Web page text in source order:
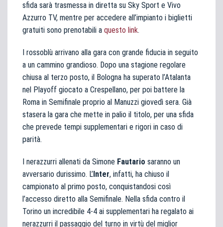
sfida sarà trasmessa in diretta su Sky Sport e Vivo
Azzurro TV, mentre per accedere all’impianto i biglietti
gratuiti sono prenotabili a questo link.
I rossoblù arrivano alla gara con grande fiducia in seguito
a un cammino grandioso. Dopo una stagione regolare
chiusa al terzo posto, il Bologna ha superato l’Atalanta
nel Playoff giocato a Crespellano, per poi battere la
Roma in Semifinale proprio al Manuzzi giovedì sera. Già
stasera la gara che mette in palio il titolo, per una sfida
che prevede tempi supplementari e rigori in caso di
parità.
I nerazzurri allenati da Simone Fautario saranno un
avversario durissimo. L’Inter, infatti, ha chiuso il
campionato al primo posto, conquistandosi così
l’accesso diretto alla Semifinale. Nella sfida contro il
Torino un incredibile 4-4 ai supplementari ha regalato ai
nerazzurri il passaggio del turno in virtù del miglior